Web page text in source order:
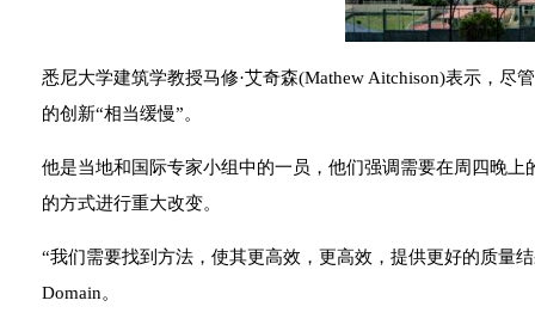
悉尼大学建筑学教授马修·艾奇森(Mathew Aitchison)表示，尽
的创新“相当缓慢”。
他是当地和国际专家小组中的一员，他们强调需要在周四晚
的方式进行重大改变。
“我们需要找到方法，使其更高效，更高效，提供更好的质量
Domain。